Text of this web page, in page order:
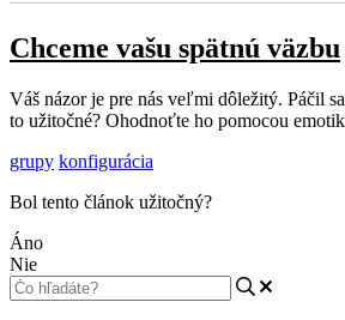
Chceme vašu spätnú väzbu
Váš názor je pre nás veľmi dôležitý. Páčil
to užitočné? Ohodnoťte ho pomocou
grupy konfigurácia
Bol tento článok užitočný?
Áno
Nie